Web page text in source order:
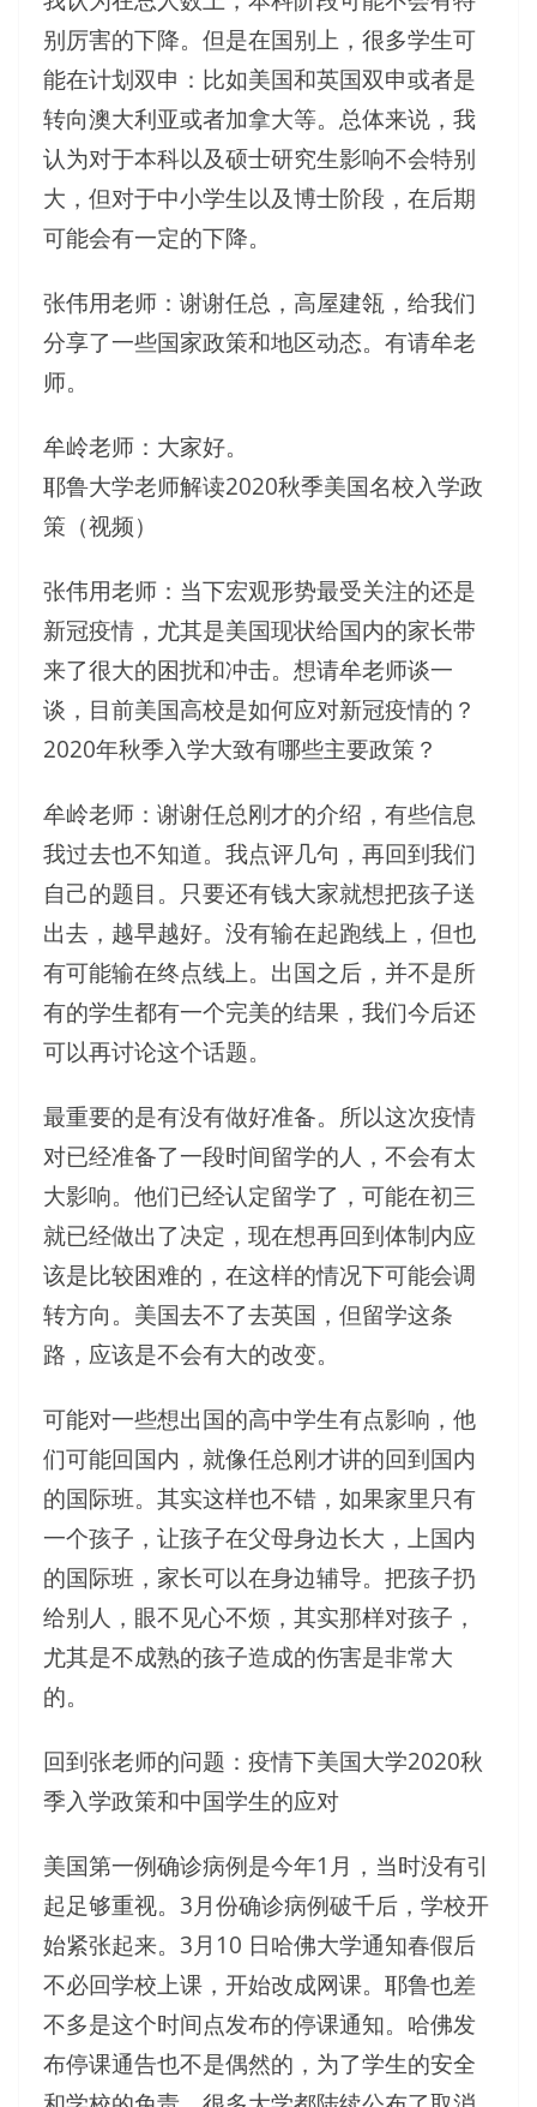
别厉害的下降。但是在国别上，很多学生可
能在计划双申：比如美国和英国双申或者是
转向澳大利亚或者加拿大等。总体来说，我
认为对于本科以及硕士研究生影响不会特别
大，但对于中小学生以及博士阶段，在后期
可能会有一定的下降。
张伟用老师：谢谢任总，高屋建瓴，给我们
分享了一些国家政策和地区动态。有请牟老
师。
牟岭老师：大家好。
耶鲁大学老师解读2020秋季美国名校入学政
策（视频）
张伟用老师：当下宏观形势最受关注的还是
新冠疫情，尤其是美国现状给国内的家长带
来了很大的困扰和冲击。想请牟老师谈一
谈，目前美国高校是如何应对新冠疫情的？
2020年秋季入学大致有哪些主要政策？
牟岭老师：谢谢任总刚才的介绍，有些信息
我过去也不知道。我点评几句，再回到我们
自己的题目。只要还有钱大家就想把孩子送
出去，越早越好。没有输在起跑线上，但也
有可能输在终点线上。出国之后，并不是所
有的学生都有一个完美的结果，我们今后还
可以再讨论这个话题。
最重要的是有没有做好准备。所以这次疫情
对已经准备了一段时间留学的人，不会有太
大影响。他们已经认定留学了，可能在初三
就已经做出了决定，现在想再回到体制内应
该是比较困难的，在这样的情况下可能会调
转方向。美国去不了去英国，但留学这条
路，应该是不会有大的改变。
可能对一些想出国的高中学生有点影响，他
们可能回国内，就像任总刚才讲的回到国内
的国际班。其实这样也不错，如果家里只有
一个孩子，让孩子在父母身边长大，上国内
的国际班，家长可以在身边辅导。把孩子扔
给别人，眼不见心不烦，其实那样对孩子，
尤其是不成熟的孩子造成的伤害是非常大
的。
回到张老师的问题：疫情下美国大学2020秋
季入学政策和中国学生的应对
美国第一例确诊病例是今年1月，当时没有引
起足够重视。3月份确诊病例破千后，学校开
始紧张起来。3月10 日哈佛大学通知春假后
不必回学校上课，开始改成网课。耶鲁也差
不多是这个时间点发布的停课通知。哈佛发
布停课通告也不是偶然的，为了学生的安全